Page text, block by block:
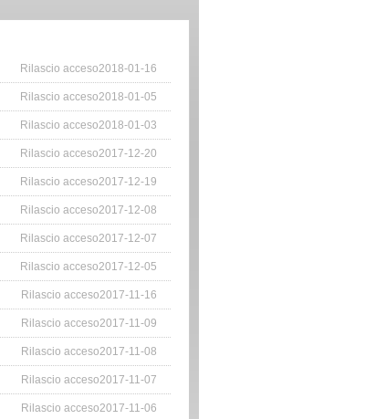
Rilascio acceso2018-01-16
Rilascio acceso2018-01-05
Rilascio acceso2018-01-03
Rilascio acceso2017-12-20
Rilascio acceso2017-12-19
Rilascio acceso2017-12-08
Rilascio acceso2017-12-07
Rilascio acceso2017-12-05
Rilascio acceso2017-11-16
Rilascio acceso2017-11-09
Rilascio acceso2017-11-08
Rilascio acceso2017-11-07
Rilascio acceso2017-11-06